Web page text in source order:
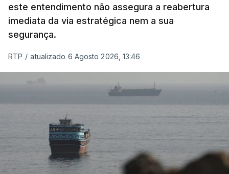
caso de ataque.
Segundo um funcionário do Conselho de Paz, a
organização está na “fase final de preparação de
“Este contrato será um dos muitos essenciais para
o futuro de Gaza”, acrescenta este funcionário.
Inicialmente, osplanos para esta base militar
este entendimento não assegura a reabertura
imediata da via estratégica nem a sua
segurança.
RTP / atualizado 6 Agosto 2026, 13:46